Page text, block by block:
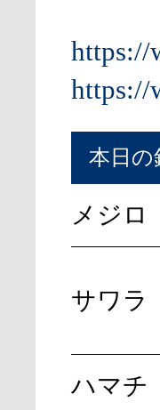
https://
https://
本日の
メジロ
サワラ
ハマチ